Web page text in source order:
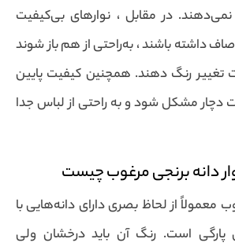
در مقابل ، نوارهای بی‌کیفیت
داشته باشند ، به‌راحتی از هم باز شوند
تغییر رنگ دهند. همچنین کیفیت پایین
مشکل شود و به راحتی از لباس جدا
دانه برنجی مرغوب چیست
معمولاً از لحاظ بصری دارای دانه‌هایی با
است. رنگ آن باید درخشان ولی